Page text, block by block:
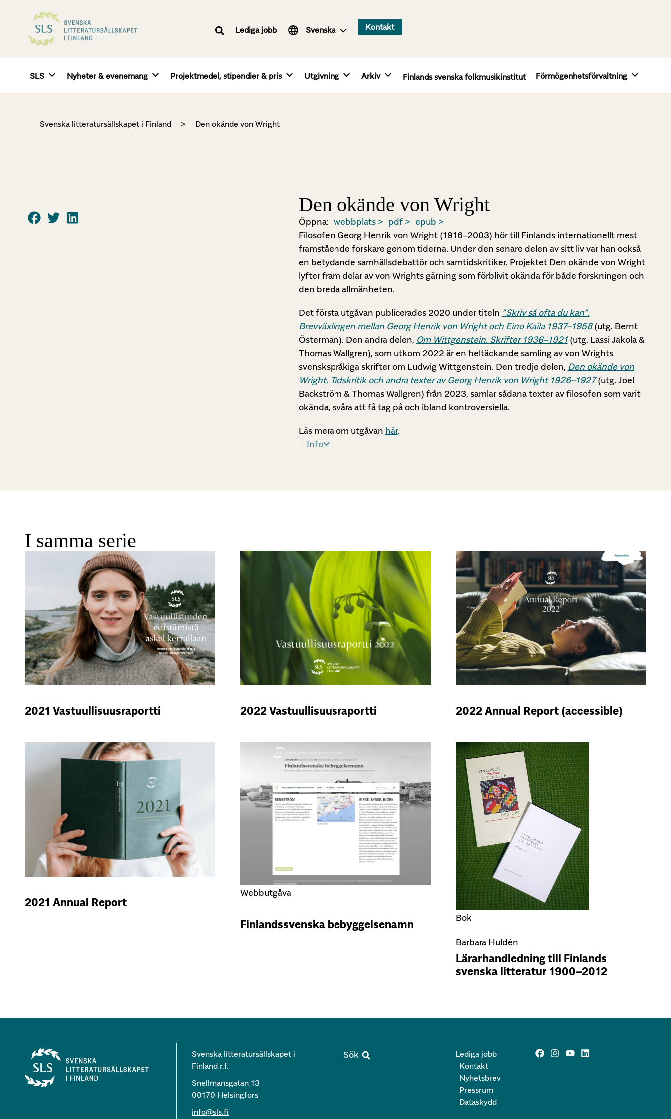
Lediga jobb Svenska
English Kontakt
SLS Nyheter & evenemang Projektmedel, stipendier & pris Utgivning Arkiv Finlands svenska folkmusikinstitut Förmögenhetsförvaltning
Svenska litteratursällskapet i Finland > Den okände von Wright
Den okände von Wright
Öppna: webbplats > pdf > epub >
Filosofen Georg Henrik von Wright (1916–2003) hör till Finlands internationellt mest
framstående forskare genom tiderna. Under den senare delen av sitt liv var han också
en betydande samhällsdebattör och samtidskritiker. Projektet Den okände von Wright
lyfter fram delar av von Wrights gärning som förblivit okända för både forskningen och
den breda allmänheten.
Det första utgåvan publicerades 2020 under titeln ”Skriv så ofta du kan”.
Brevväxlingen mellan Georg Henrik von Wright och Eino Kaila 1937–1958(utg. Bernt
Österman). Den andra delen, Om Wittgenstein. Skrifter 1936–1921(utg. Lassi Jakola &
Thomas Wallgren), som utkom 2022 är en heltäckande samling av von Wrights
svenskspråkiga skrifter om Ludwig Wittgenstein. Den tredje delen, Den okände von
Wright. Tidskritik och andra texter av Georg Henrik von Wright 1926–1927(utg. Joel
Backström & Thomas Wallgren) från 2023, samlar sådana texter av filosofen som varit
okända, svåra att få tag på och ibland kontroversiella.
Läs mera om utgåvan här.
Info
I samma serie
2021 Vastuullisuusraportti 2022 Vastuullisuusraportti 2022 Annual Report (accessible)
2021 Annual Report
Webbutgåva
Finlandssvenska bebyggelsenamn
Bok
Barbara Huldén
Lärarhandledning till Finlands
svenska litteratur 1900–2012
Svenska litteratursällskapet i
Finland r.f.
Snellmansgatan 13
00170 Helsingfors
info@sls.fi
Lediga jobb
Kontakt
Nyhetsbrev
Pressrum
Dataskydd